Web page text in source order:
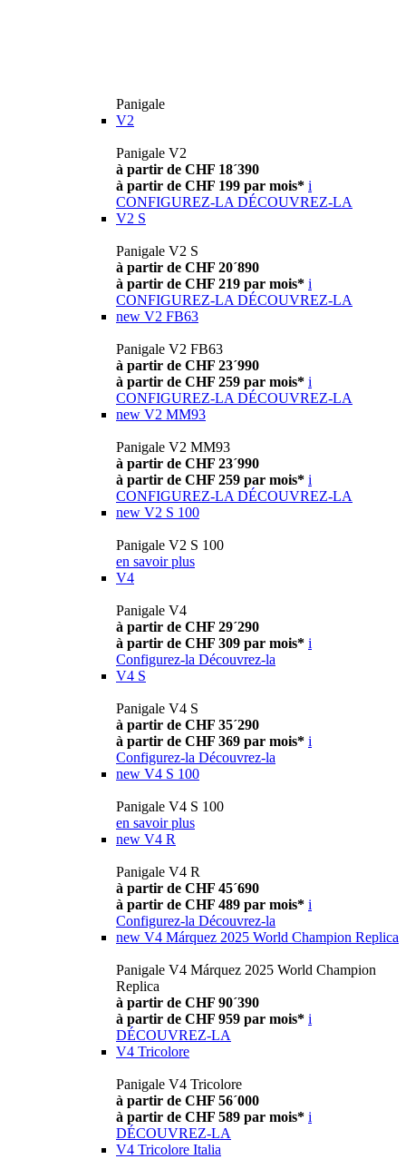
Panigale
V2
Panigale V2
à partir de CHF 18´390
à partir de CHF 199 par mois* i
CONFIGUREZ-LA DÉCOUVREZ-LA
V2 S
Panigale V2 S
à partir de CHF 20´890
à partir de CHF 219 par mois* i
CONFIGUREZ-LA DÉCOUVREZ-LA
new V2 FB63
Panigale V2 FB63
à partir de CHF 23´990
à partir de CHF 259 par mois* i
CONFIGUREZ-LA DÉCOUVREZ-LA
new V2 MM93
Panigale V2 MM93
à partir de CHF 23´990
à partir de CHF 259 par mois* i
CONFIGUREZ-LA DÉCOUVREZ-LA
new V2 S 100
Panigale V2 S 100
en savoir plus
V4
Panigale V4
à partir de CHF 29´290
à partir de CHF 309 par mois* i
Configurez-la Découvrez-la
V4 S
Panigale V4 S
à partir de CHF 35´290
à partir de CHF 369 par mois* i
Configurez-la Découvrez-la
new V4 S 100
Panigale V4 S 100
en savoir plus
new V4 R
Panigale V4 R
à partir de CHF 45´690
à partir de CHF 489 par mois* i
Configurez-la Découvrez-la
new V4 Márquez 2025 World Champion Replica
Panigale V4 Márquez 2025 World Champion
Replica
à partir de CHF 90´390
à partir de CHF 959 par mois* i
DÉCOUVREZ-LA
V4 Tricolore
Panigale V4 Tricolore
à partir de CHF 56´000
à partir de CHF 589 par mois* i
DÉCOUVREZ-LA
V4 Tricolore Italia